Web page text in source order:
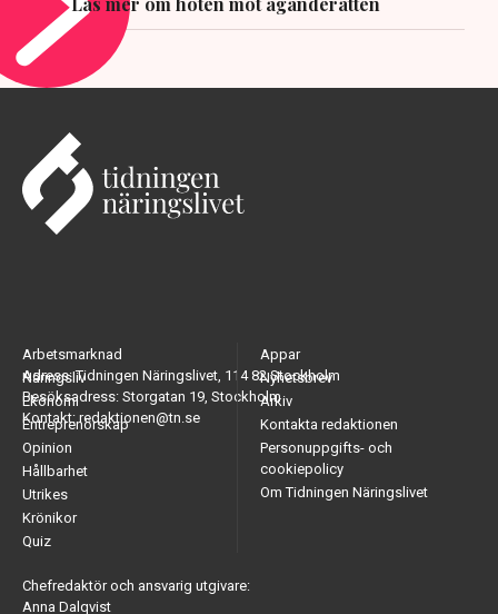
Adress: Tidningen Näringslivet, 114 82 Stockholm
Besöksadress: Storgatan 19, Stockholm
Kontakt: redaktionen@tn.se
Arbetsmarknad
Näringsliv
Ekonomi
Entreprenörskap
Opinion
Hållbarhet
Utrikes
Krönikor
Quiz
Appar
Nyhetsbrev
Arkiv
Kontakta redaktionen
Personuppgifts- och
cookiepolicy
Om Tidningen Näringslivet
Chefredaktör och ansvarig utgivare:
Anna Dalqvist